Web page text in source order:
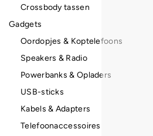
Crossbody tassen
Gadgets
Oordopjes & Koptelefoons
Speakers & Radio
Powerbanks & Opladers
USB-sticks
Kabels & Adapters
Telefoonaccessoires